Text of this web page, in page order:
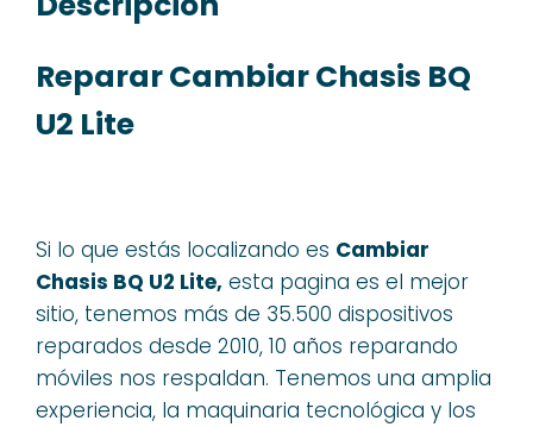
Reparar Cambiar Chasis BQ
U2 Lite
Si lo que estás localizando es Cambiar
Chasis BQ U2 Lite, esta pagina es el mejor
sitio, tenemos más de 35.500 dispositivos
reparados desde 2010, 10 años reparando
móviles nos respaldan. Tenemos una amplia
experiencia, la maquinaria tecnológica y los